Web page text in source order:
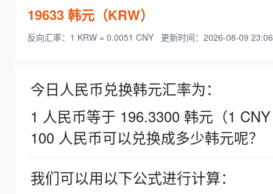
19633韩元（KRW）
反向汇率：1 KRW = 0.0051 CNY 更新时间：2026-08-09
今日人民币兑换韩元汇率为：
1 人民币等于 196.3300 韩元（1
100 人民币可以兑换成多少韩元呢？
我们可以用以下公式进行计算：